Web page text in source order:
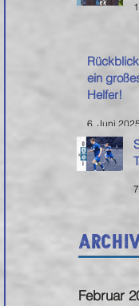
ein
Helfer!
6. Juni 2025
Februar